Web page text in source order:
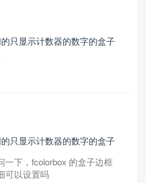
只显示计数器的数字的盒子
只显示计数器的数字的盒子
一下，fcolorbox 的盒子边框
可以设置吗